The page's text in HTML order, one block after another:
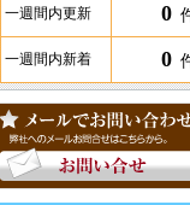
一週間内更新 0
一週間内新着 0